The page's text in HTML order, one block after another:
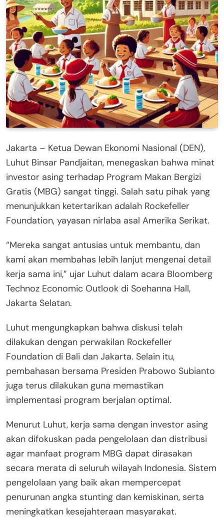
Jakarta – Ketua Dewan Ekonomi Nasional (DEN),
Luhut Binsar Pandjaitan, menegaskan bahwa minat
investor asing terhadap Program Makan Bergizi
Gratis (MBG) sangat tinggi. Salah satu pihak yang
menunjukkan ketertarikan adalah Rockefeller
Foundation, yayasan nirlaba asal Amerika Serikat.
“Mereka sangat antusias untuk membantu, dan
kami akan membahas lebih lanjut mengenai detail
kerja sama ini,” ujar Luhut dalam acara Bloomberg
Technoz Economic Outlook di Soehanna Hall,
Jakarta Selatan.
Luhut mengungkapkan bahwa diskusi telah
dilakukan dengan perwakilan Rockefeller
Foundation di Bali dan Jakarta. Selain itu,
pembahasan bersama Presiden Prabowo Subianto
juga terus dilakukan guna memastikan
implementasi program berjalan optimal.
Menurut Luhut, kerja sama dengan investor asing
akan difokuskan pada pengelolaan dan distribusi
agar manfaat program MBG dapat dirasakan
secara merata di seluruh wilayah Indonesia. Sistem
pengelolaan yang baik akan mempercepat
penurunan angka stunting dan kemiskinan, serta
meningkatkan kesejahteraan masyarakat.